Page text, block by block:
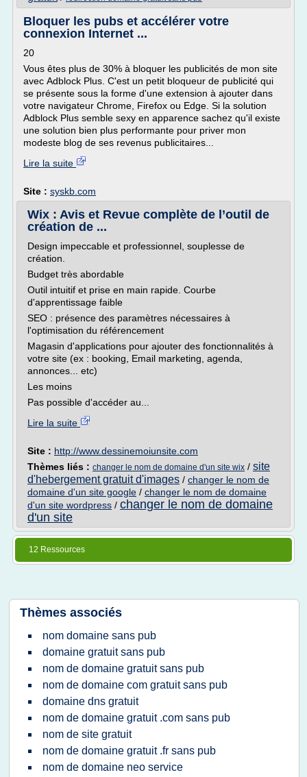
Bloquer les pubs et accélérer votre
connexion Internet ...
20
Vous êtes plus de 30% à bloquer les publicités de mon site
avec Adblock Plus. C'est un petit bloqueur de publicité qui
se présente sous la forme d'une extension à ajouter dans
votre navigateur Chrome, Firefox ou Edge. Si la solution
Adblock Plus semble sexy en apparence sachez qu'il existe
une solution bien plus performante pour priver mon
modeste blog de ses revenus publicitaires...
Lire la suite
Site : syskb.com
Wix : Avis et Revue complète de l’outil de
création de ...
Design impeccable et professionnel, souplesse de
création.
Budget très abordable
Outil intuitif et prise en main rapide. Courbe
d'apprentissage faible
SEO : présence des paramètres nécessaires à
l'optimisation du référencement
Magasin d'applications pour ajouter des fonctionnalités à
votre site (ex : booking, Email marketing, agenda,
annonces... etc)
Les moins
Pas possible d'accéder au...
Lire la suite
Site : http://www.dessinemoiunsite.com
Thèmes liés : changer le nom de domaine d'un site wix / site
d'hebergement gratuit d'images / changer le nom de
domaine d'un site google / changer le nom de domaine
d'un site wordpress / changer le nom de domaine
d'un site
12 Ressources
Thèmes associés
nom domaine sans pub
domaine gratuit sans pub
nom de domaine gratuit sans pub
nom de domaine com gratuit sans pub
domaine dns gratuit
nom de domaine gratuit .com sans pub
nom de site gratuit
nom de domaine gratuit .fr sans pub
nom de domaine neo service